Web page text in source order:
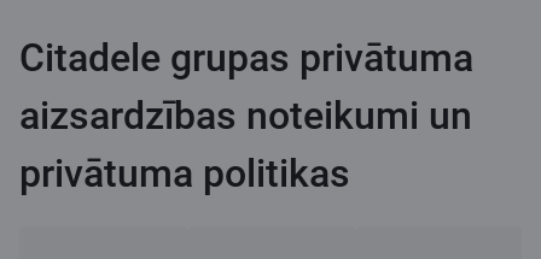
Citadele grupas privātuma
aizsardzības noteikumi un
privātuma politikas